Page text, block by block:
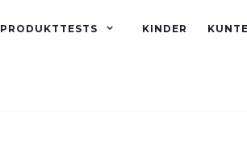
PRODUKTTESTS KINDER